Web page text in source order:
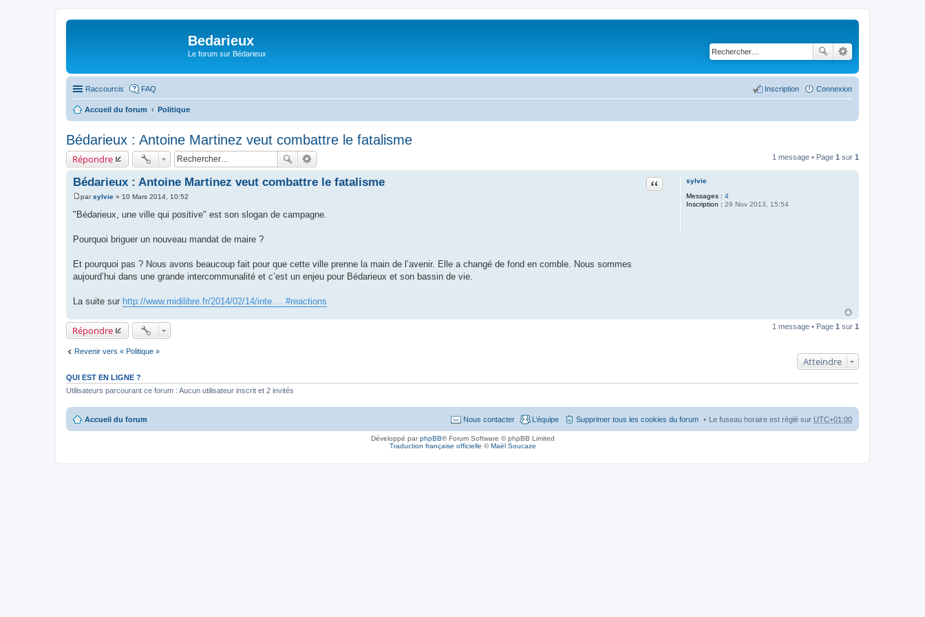
Bedarieux
Le forum sur Bédarieux
Raccourcis FAQ Connexion
Inscription
Accueil du forum Politique
Bédarieux : Antoine Martinez veut combattre le fatalisme
Répondre 1 message • Page 1 sur 1
sylvie
Messages : 4
Inscription : 29 Nov 2013, 15:54
Bédarieux : Antoine Martinez veut combattre le fatalisme Citer
M
e
s
g
parsylvie » 10 Mars 2014, 10:52
"Bédarieux, une ville qui positive" est son slogan de campagne.
Pourquoi briguer un nouveau mandat de maire ?
Et pourquoi pas ? Nous avons beaucoup fait pour que cette ville prenne la main de l’avenir. Elle a changé de fond en comble. Nous sommes
aujourd’hui dans une grande intercommunalité et c’est un enjeu pour Bédarieux et son bassin de vie.
La suite sur http://www.midilibre.fr/2014/02/14/inte ... #reactions
Répondre 1 message • Page 1 sur 1
Revenir vers « Politique »
Atteindre
QUI EST EN LIGNE ?
Utilisateurs parcourant ce forum : Aucun utilisateur inscrit et 2 invités
Accueil du forum Le fuseau horaire est réglé sur UTC+01:00
Supprimer tous les cookies du forum
L’équipe
Nous contacter
Développé parphpBB® Forum Software © phpBB Limited
Traduction française officielle ©Maël Soucaze